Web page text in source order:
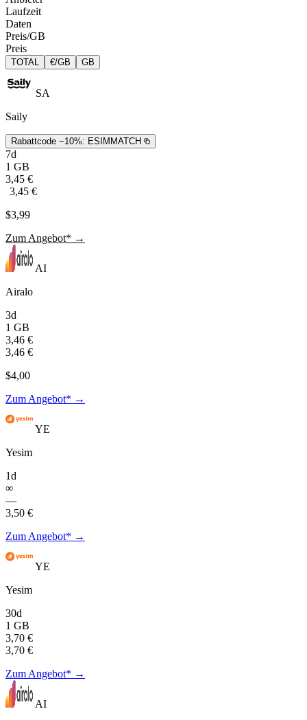
Laufzeit
Daten
Preis/GB
Preis
TOTAL €/GB GB
SA
Saily
Rabattcode −10%: ESIMMATCH
7d
1 GB
3,45 €
3,45 €
$3,99
Zum Angebot* →
AI
Airalo
3d
1 GB
3,46 €
3,46 €
$4,00
Zum Angebot* →
YE
Yesim
1d
∞
—
3,50 €
Zum Angebot* →
YE
Yesim
30d
1 GB
3,70 €
3,70 €
Zum Angebot* →
AI